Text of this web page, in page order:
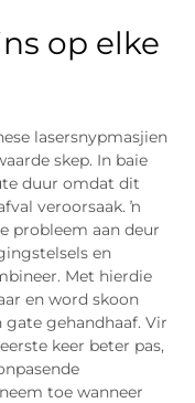
op elke
lasersnypmasjien
skep. In baie
duur omdat dit
veroorsaak. ŉ
probleem aan deur
en
Met hierdie
en word skoon
gehandhaaf. Vir
keer beter pas,
toe wanneer